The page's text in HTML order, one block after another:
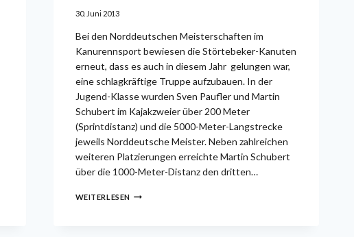
30. Juni 2013
Bei den Norddeutschen Meisterschaften im
Kanurennsport bewiesen die Störtebeker-Kanuten
erneut, dass es auch in diesem Jahr gelungen war,
eine schlagkräftige Truppe aufzubauen. In der
Jugend-Klasse wurden Sven Paufler und Martin
Schubert im Kajakzweier über 200 Meter
(Sprintdistanz) und die 5000-Meter-Langstrecke
jeweils Norddeutsche Meister. Neben zahlreichen
weiteren Platzierungen erreichte Martin Schubert
über die 1000-Meter-Distanz den dritten…
WEITERLESEN2X